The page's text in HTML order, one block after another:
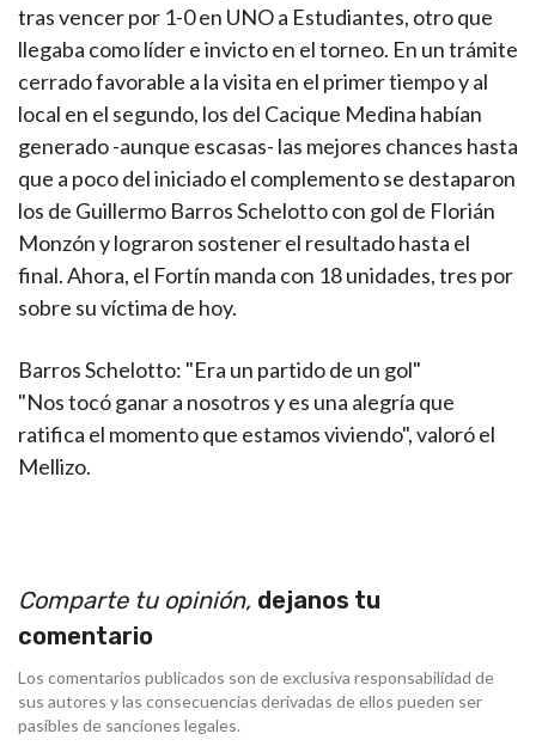
tras vencer por 1-0 en UNO a Estudiantes, otro que
llegaba como líder e invicto en el torneo. En un trámite
cerrado favorable a la visita en el primer tiempo y al
local en el segundo, los del Cacique Medina habían
generado -aunque escasas- las mejores chances hasta
que a poco del iniciado el complemento se destaparon
los de Guillermo Barros Schelotto con gol de Florián
Monzón y lograron sostener el resultado hasta el
final. Ahora, el Fortín manda con 18 unidades, tres por
sobre su víctima de hoy.
Barros Schelotto: "Era un partido de un gol"
"Nos tocó ganar a nosotros y es una alegría que
ratifica el momento que estamos viviendo", valoró el
Mellizo.
Comparte tu opinión, dejanos tu
comentario
Los comentarios publicados son de exclusiva responsabilidad de
sus autores y las consecuencias derivadas de ellos pueden ser
pasibles de sanciones legales.